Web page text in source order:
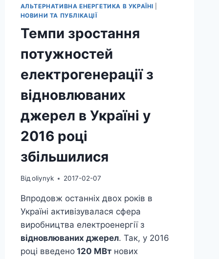
АЛЬТЕРНАТИВНА ЕНЕРГЕТИКА В УКРАЇНІ
НОВИНИ ТА ПУБЛІКАЦІЇ
Темпи зростання
потужностей
електрогенерації з
відновлюваних
джерел в Україні у
2016 році
збільшилися
Від oliynyk 2017-02-07
Впродовж останніх двох років в
Україні активізувалася сфера
виробництва електроенергії з
відновлюваних джерел. Так, у 2016
році введено120 МВтнових